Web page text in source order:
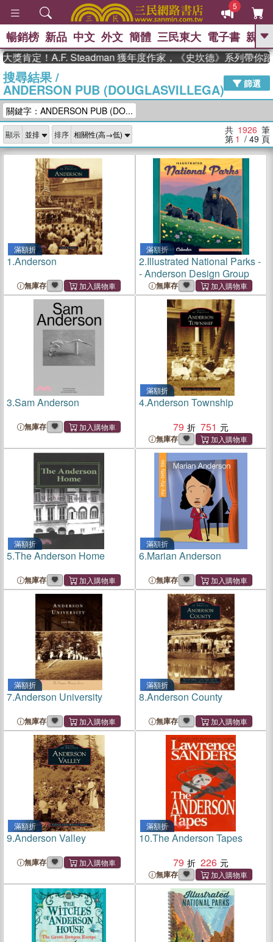
5
GO
The Odyssey 、
父親節 、 如果歷史是一群喵 、 暑期
推薦 、 國際布克獎 臺灣漫遊錄 、 方
念華
孩：黎曼猜想 、 偉大的迷走神經
暢銷榜 新品 中文 外文 簡體 三民東大 電子書 親子
！A.F. Steadman 獲年度作家，《史坎德》系列帶你踏上熱
搜尋結果/
ANDERSON PUB (DOUGLASVILLEGA) 篩選
關鍵字：ANDERSON PUB (DO...
顯示 排序 共 1926 筆
第 1 / 49 頁
滿額折
1.Anderson
無庫存
滿額折
2.Illustrated National Parks -
- Anderson Design Group
無庫存
3.Sam Anderson
無庫存
滿額折
4.Anderson Township
79
751
無庫存
滿額折
5.The Anderson Home
無庫存
滿額折
6.Marian Anderson
無庫存
滿額折
7.Anderson University
無庫存
滿額折
8.Anderson County
無庫存
滿額折
9.Anderson Valley
無庫存
滿額折
10.The Anderson Tapes
79
226
無庫存